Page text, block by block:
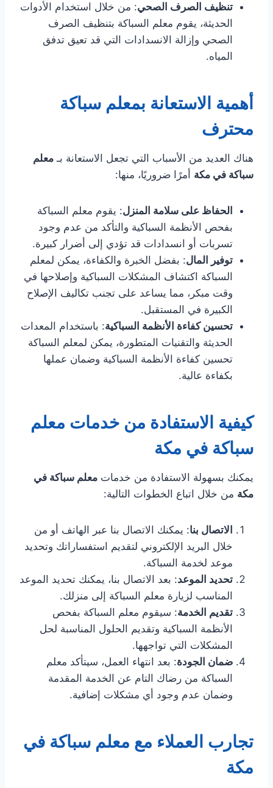
تنظيف الصرف الصحي: من خلال استخدام الأدوات
الحديثة، يقوم معلم السباكة بتنظيف الصرف
الصحي وإزالة الانسدادات التي قد تعيق تدفق
المياه.
أهمية الاستعانة بمعلم سباكة
محترف
هناك العديد من الأسباب التي تجعل الاستعانة بـ معلم
سباكة في مكة أمرًا ضروريًا، منها:
الحفاظ على سلامة المنزل: يقوم معلم السباكة
بفحص الأنظمة السباكية والتأكد من عدم وجود
تسربات أو انسدادات قد تؤدي إلى أضرار كبيرة.
توفير المال: بفضل الخبرة والكفاءة، يمكن لمعلم
السباكة اكتشاف المشكلات السباكية وإصلاحها في
وقت مبكر، مما يساعد على تجنب تكاليف الإصلاح
الكبيرة في المستقبل.
تحسين كفاءة الأنظمة السباكية: باستخدام المعدات
الحديثة والتقنيات المتطورة، يمكن لمعلم السباكة
تحسين كفاءة الأنظمة السباكية وضمان عملها
بكفاءة عالية.
كيفية الاستفادة من خدمات معلم
سباكة في مكة
يمكنك بسهولة الاستفادة من خدمات معلم سباكة في
مكة من خلال اتباع الخطوات التالية:
الاتصال بنا: يمكنك الاتصال بنا عبر الهاتف أو من
خلال البريد الإلكتروني لتقديم استفساراتك وتحديد
موعد لخدمة السباكة.
تحديد الموعد: بعد الاتصال بنا، يمكنك تحديد الموعد
المناسب لزيارة معلم السباكة إلى منزلك.
تقديم الخدمة: سيقوم معلم السباكة بفحص
الأنظمة السباكية وتقديم الحلول المناسبة لحل
المشكلات التي تواجهها.
ضمان الجودة: بعد انتهاء العمل، سيتأكد معلم
السباكة من رضاك التام عن الخدمة المقدمة
وضمان عدم وجود أي مشكلات إضافية.
تجارب العملاء مع معلم سباكة في
مكة